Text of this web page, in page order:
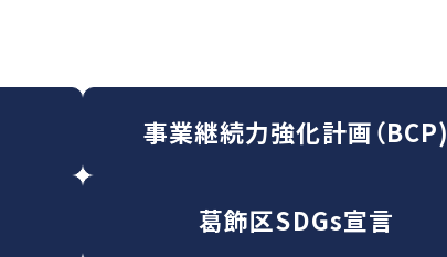
事業継続力強化計画（BCP)
葛飾区SDGs宣言